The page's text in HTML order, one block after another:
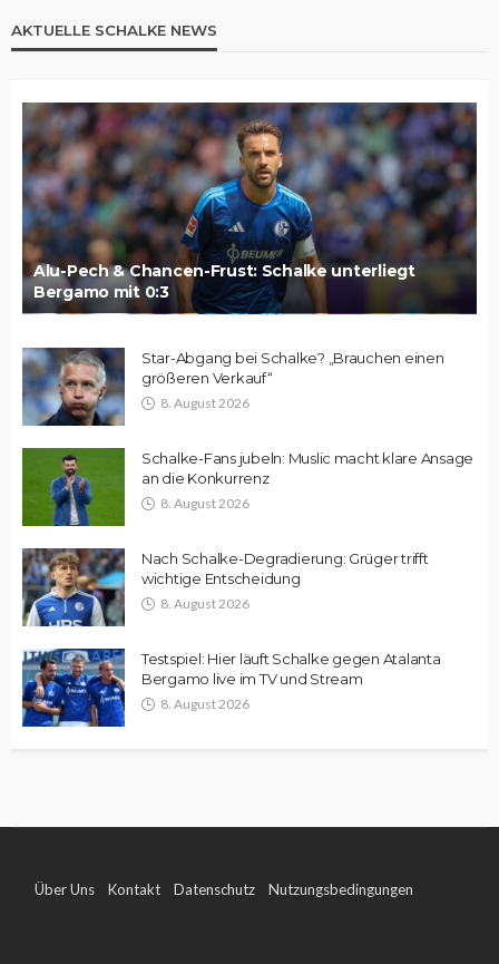
AKTUELLE SCHALKE NEWS
Alu-Pech & Chancen-Frust: Schalke unterliegt
Bergamo mit 0:3
Star-Abgang bei Schalke? „Brauchen einen
größeren Verkauf“
8. August 2026
Schalke-Fans jubeln: Muslic macht klare Ansage
an die Konkurrenz
8. August 2026
Nach Schalke-Degradierung: Grüger trifft
wichtige Entscheidung
8. August 2026
Testspiel: Hier läuft Schalke gegen Atalanta
Bergamo live im TV und Stream
8. August 2026
Über Uns Kontakt Datenschutz Nutzungsbedingungen